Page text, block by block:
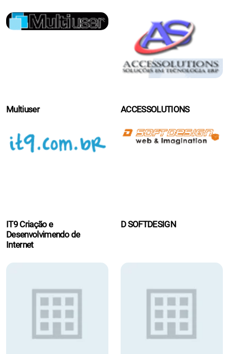
Multiuser ACCESSOLUTIONS
IT9 Criação e
Desenvolvimendo de
Internet
D SOFTDESIGN